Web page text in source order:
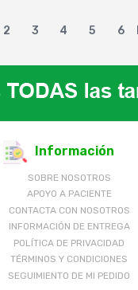
2 3 4 5 6
Información
SOBRE NOSOTROS
APOYO A PACIENTE
CONTACTA CON NOSOTROS
INFORMACIÓN DE ENTREGA
POLÍTICA DE PRIVACIDAD
TÉRMINOS Y CONDICIONES
SEGUIMIENTO DE MI PEDIDO